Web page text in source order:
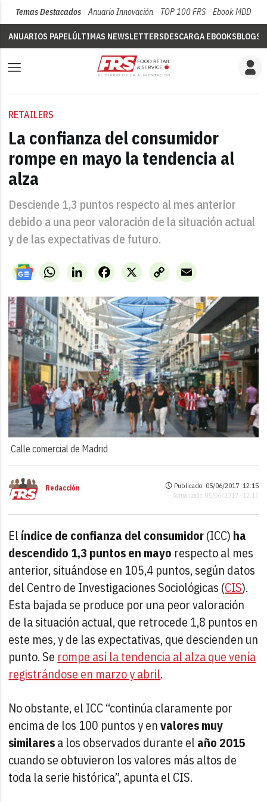
Temas Destacados Anuario Innovación TOP 100 FRS Ebook MDD
ANUARIOS PAPELÚLTIMAS NEWSLETTERSDESCARGA EBOOKSBLOGS
RETAILERS
La confianza del consumidor
rompe en mayo la tendencia al
alza
Desciende 1,3 puntos respecto al mes anterior
debido a una peor valoración de la situación actual
y de las expectativas de futuro.
WhatsAppLinkedIn X
Facebook
Copy
Link
Email
Calle comercial de Madrid
Redacción Publicado: 05/06/2017 ·12:15
Actualizado: 05/06/2017 · 12:15
El índice de confianza del consumidor(ICC) ha
descendido 1,3 puntos en mayo respecto al mes
anterior, situándose en 105,4 puntos, según datos
del Centro de Investigaciones Sociológicas (CIS).
Esta bajada se produce por una peor valoración
de la situación actual, que retrocede 1,8 puntos en
este mes, y de las expectativas, que descienden un
punto. Se rompe así la tendencia al alza que venía
registrándose en marzo y abril.
No obstante, el ICC “continúa claramente por
encima de los 100 puntos y envalores muy
similaresa los observados durante el año 2015
cuando se obtuvieron los valores más altos de
toda la serie histórica”, apunta el CIS.